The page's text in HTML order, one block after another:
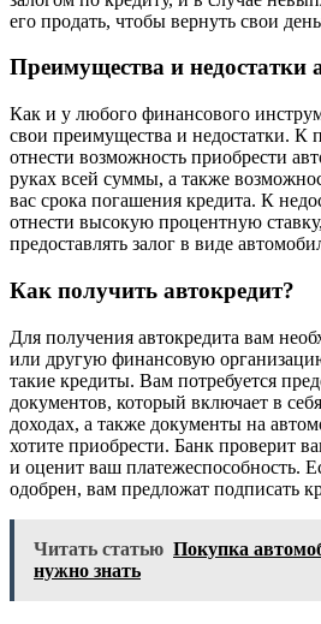
его продать, чтобы вернуть свои
Преимущества и недостатки
Как и у любого финансового
свои преимущества и недостатки.
отнести возможность приобрести
руках всей суммы, а также
вас срока погашения кредита. К
отнести высокую процентную
предоставлять залог в виде
Как получить автокредит?
Для получения автокредита вам
или другую финансовую
такие кредиты. Вам потребуется
документов, который включает в
доходах, а также документы на
хотите приобрести. Банк проверит
и оценит ваш платежеспособность.
одобрен, вам предложат подписать
Читать статью Покупка
нужно знать